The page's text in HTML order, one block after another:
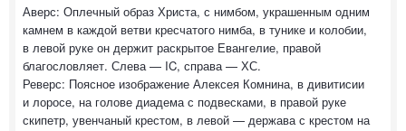
Аверс: Оплечный образ Христа, с нимбом, украшенным одним
камнем в каждой ветви кресчатого нимба, в тунике и колобии,
в левой руке он держит раскрытое Евангелие, правой
благословляет. Слева — IC, справа — ХС.
Реверс: Поясное изображение Алексея Комнина, в дивитисии
и лоросе, на голове диадема с подвесками, в правой руке
скипетр, увенчаный крестом, в левой — держава с крестом на